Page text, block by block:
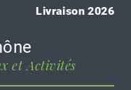
Livraison 2026
et Activités